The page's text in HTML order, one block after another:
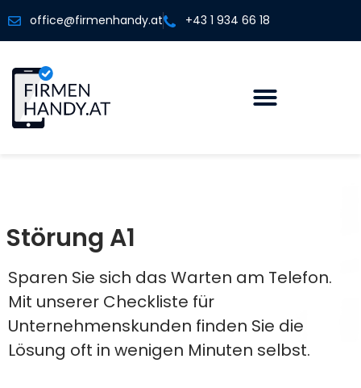
office@firmenhandy.at +43 1 934 66 18
Störung A1
Sparen Sie sich das Warten am Telefon.
Mit unserer Checkliste für
Unternehmenskunden finden Sie die
Lösung oft in wenigen Minuten selbst.